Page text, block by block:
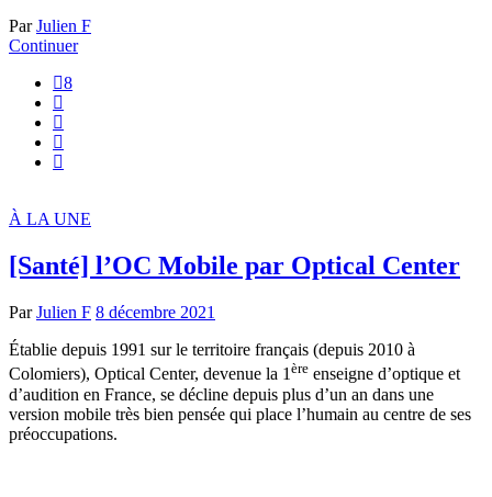
ParJulien F
Continuer
8
À LA UNE
[Santé] l’OC Mobile par Optical Center
Par Julien F 8 décembre 2021
Établie depuis 1991 sur le territoire français (depuis 2010 à
Colomiers), Optical Center, devenue la 1ère enseigne d’optique et
d’audition en France, se décline depuis plus d’un an dans une
version mobile très bien pensée qui place l’humain au centre de ses
préoccupations.